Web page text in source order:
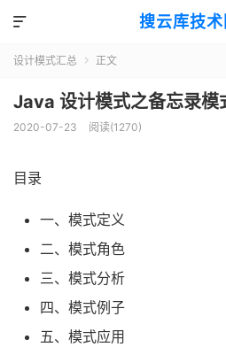
搜云库技术

设计模式汇总  正文
Java 设计模式之备忘录模
2020-07-23 阅读(1270)
目录
一、模式定义
二、模式角色
三、模式分析
四、模式例子
五、模式应用